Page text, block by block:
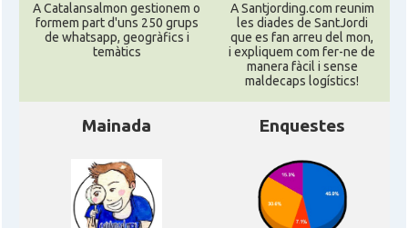
A Catalansalmon gestionem o
formem part d'uns 250 grups
de whatsapp, geogràfics i
temàtics
A Santjording.com reunim
les diades de SantJordi
que es fan arreu del mon,
i expliquem com fer-ne de
manera fàcil i sense
maldecaps logí­stics!
Mainada Enquestes